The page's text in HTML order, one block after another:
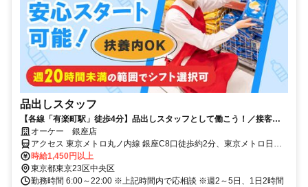
品出しスタッフ
【各線「有楽町駅」徒歩4分】品出しスタッフとして働こう！／接客が
ニガテでも安心のシンプル作業！
オーケー 銀座店
アクセス 東京メトロ丸ノ内線 銀座C8口徒歩約2分、東京メトロ日比
谷線 銀座C8口徒歩約2分、東京メトロ有楽町線 銀座一丁目4番口徒歩
約2分 各線「有楽町駅」より徒歩4分
時給1,450円以上
東京都東京23区中央区
勤務時間 6:00～22:00 ※上記時間内で応相談 ※週2～5日、1日2時間